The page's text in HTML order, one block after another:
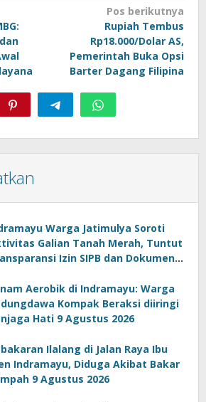
Pos berikutnya
Rupiah Tembus
Rp18.000/Dolar AS,
Pemerintah Buka Opsi
Barter Dagang Filipina
Warga Jatimulya Soroti
Galian Tanah Merah, Tuntut
Izin SIPB dan Dokumen
Aerobik di Indramayu: Warga
Kompak Beraksi diiringi
Hati 9 Agustus 2026
Ilalang di Jalan Raya Ibu
Indramayu, Diduga Akibat Bakar
9 Agustus 2026